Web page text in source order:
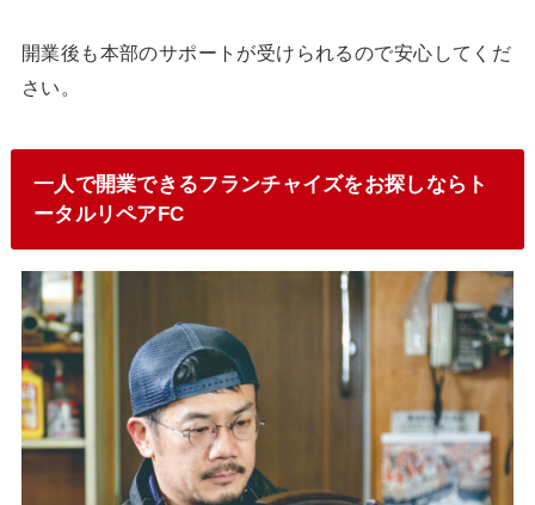
開業後も本部のサポートが受けられるので安心してくだ
さい。
一人で開業できるフランチャイズをお探しならト
ータルリペアFC